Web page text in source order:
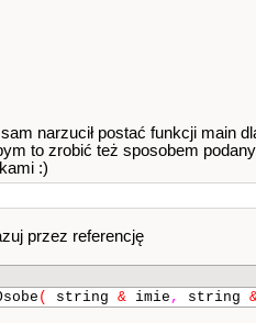
narzucił postać funkcji main
to zrobić też sposobem
:)
przez referencję
( string & imie , string